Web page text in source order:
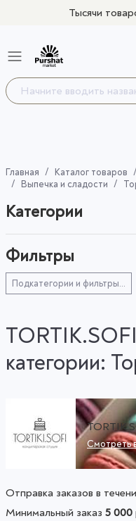
Тысячи
Главная Каталог товаров
Выпечка и сладости
Категории
Фильтры
Подкатегории и фильтры...
категории:
Смотреть
Отправка заказов в
Минимальный заказ 5 000